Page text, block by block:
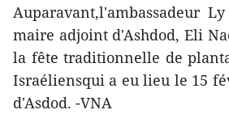
Auparavant,l'ambassadeur
maire adjoint d'Ashdod, Eli
la fête traditionnelle de
Israéliensqui a eu lieu le 15
d'Asdod. -VNA